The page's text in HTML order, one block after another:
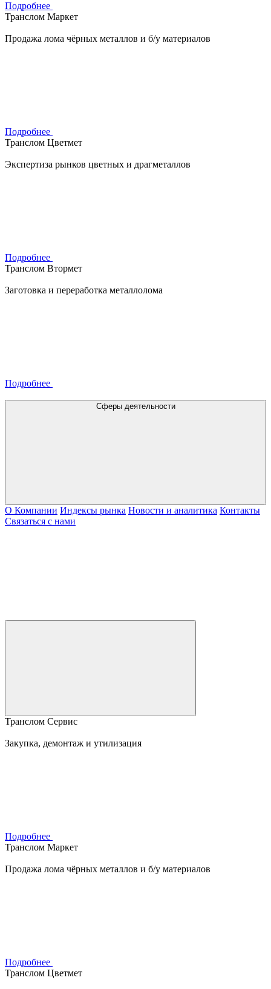
Подробнее
Транслом Маркет
Продажа лома чёрных металлов и б/у материалов
Подробнее
Транслом Цветмет
Экспертиза рынков цветных и драгметаллов
Подробнее
Транслом Втормет
Заготовка и переработка металлолома
Подробнее
Сферы деятельности
О Компании Индексы рынка Новости и аналитика Контакты
Связаться с нами
Транслом Сервис
Закупка, демонтаж и утилизация
Подробнее
Транслом Маркет
Продажа лома чёрных металлов и б/у материалов
Подробнее
Транслом Цветмет